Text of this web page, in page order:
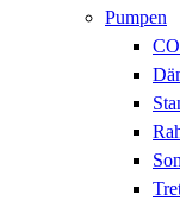
Pumpen